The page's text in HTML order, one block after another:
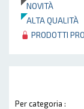
NOVITÀ
ALTA QUALITÀ
PRODOTTI
Per categoria :